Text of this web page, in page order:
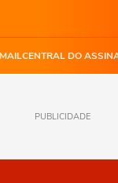
CENTRAL DO
PUBLICIDADE